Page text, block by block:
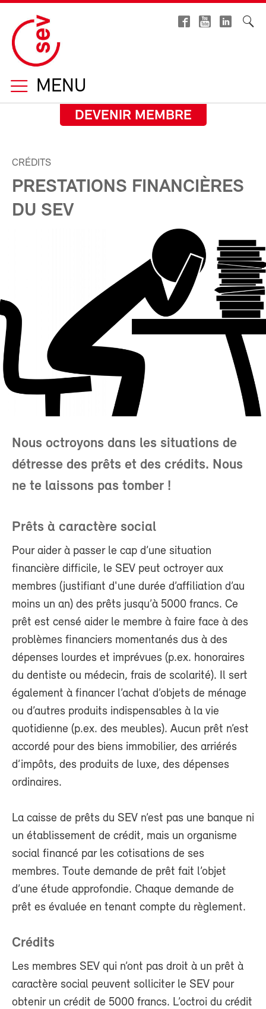
MENU
DEVENIR MEMBRE
CRÉDITS
PRESTATIONS FINANCIÈRES
DU SEV
Nous octroyons dans les situations de
détresse des prêts et des crédits. Nous
ne te laissons pas tomber !
Prêts à caractère social
Pour aider à passer le cap d’une situation
financière difficile, le SEV peut octroyer aux
membres (justifiant d'une durée d’affiliation d’au
moins un an) des prêts jusqu’à 5000 francs. Ce
prêt est censé aider le membre à faire face à des
problèmes financiers momentanés dus à des
dépenses lourdes et imprévues (p.ex. honoraires
du dentiste ou médecin, frais de scolarité). Il sert
également à financer l’achat d’objets de ménage
ou d’autres produits indispensables à la vie
quotidienne (p.ex. des meubles). Aucun prêt n’est
accordé pour des biens immobilier, des arriérés
d’impôts, des produits de luxe, des dépenses
ordinaires.
La caisse de prêts du SEV n’est pas une banque ni
un établissement de crédit, mais un organisme
social financé par les cotisations de ses
membres. Toute demande de prêt fait l’objet
d’une étude approfondie. Chaque demande de
prêt es évaluée en tenant compte du règlement.
Crédits
Les membres SEV qui n’ont pas droit à un prêt à
caractère social peuvent solliciter le SEV pour
obtenir un crédit de 5000 francs. L’octroi du crédit